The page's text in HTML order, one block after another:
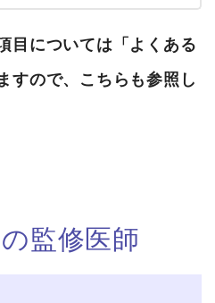
目については 「よくある
すので、こちらも参照し
監修医師